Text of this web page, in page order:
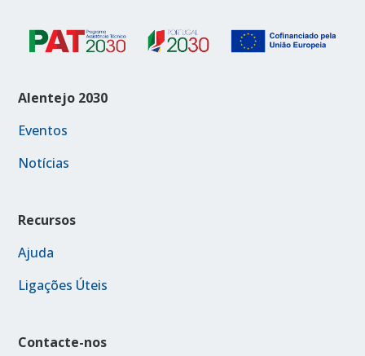
Alentejo 2030
Eventos
Notícias
Recursos
Ajuda
Ligações Úteis
Contacte-nos